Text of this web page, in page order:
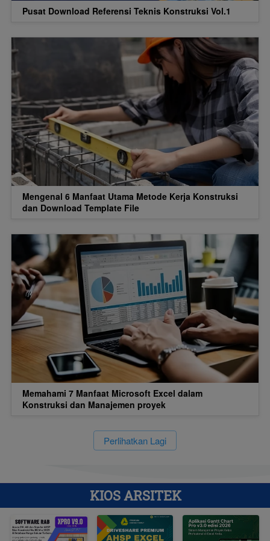
Pusat Download Referensi Teknis Konstruksi Vol.1
Mengenal 6 Manfaat Utama Metode Kerja Konstruksi
dan Download Template File
Memahami 7 Manfaat Microsoft Excel dalam
Konstruksi dan Manajemen proyek
`Perlihatkan Lagi
KIOS ARSITEK